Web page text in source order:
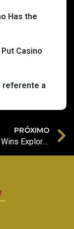
Has the
Casino
referente a
PRÓXIMO
Ignite Your Wins Explore a World of Casino Thrills, In-Play Sports & Exclusive ricky casino free spi